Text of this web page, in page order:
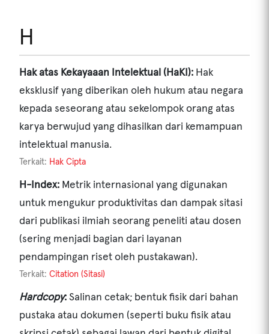
H
Hak atas Kekayaaan Intelektual (HaKI): Hak
eksklusif yang diberikan oleh hukum atau negara
kepada seseorang atau sekelompok orang atas
karya berwujud yang dihasilkan dari kemampuan
intelektual manusia.
Terkait: Hak Cipta
H-Index: Metrik internasional yang digunakan
untuk mengukur produktivitas dan dampak sitasi
dari publikasi ilmiah seorang peneliti atau dosen
(sering menjadi bagian dari layanan
pendampingan riset oleh pustakawan).
Terkait: Citation (Sitasi)
Hardcopy:Salinan cetak; bentuk fisik dari bahan
pustaka atau dokumen (seperti buku fisik atau
KOLEKSI PERPUSTAKAAN